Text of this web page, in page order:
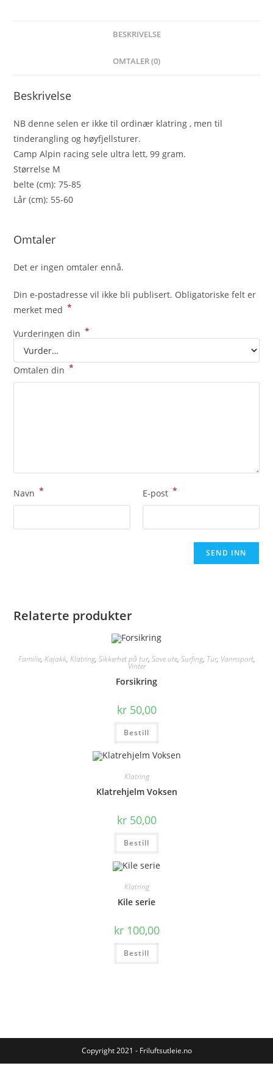
BESKRIVELSE
OMTALER (0)
Beskrivelse
NB denne selen er ikke til ordinær klatring , men til
tinderangling og høyfjellsturer.
Camp Alpin racing sele ultra lett, 99 gram.
Størrelse M
belte (cm): 75-85
Lår (cm): 55-60
Omtaler
Det er ingen omtaler ennå.
Din e-postadresse vil ikke bli publisert. Obligatoriske felt er
merket med *
Vurderingen din *
Omtalen din *
Navn * E-post *
Relaterte produkter
Familie, Kajakk, Klatring, Sikkerhet på tur, Sove ute, Surfing, Tur, Vannsport,
Vinter
Forsikring
kr50,00
Bestill
Klatring
Klatrehjelm Voksen
kr50,00
Bestill
Klatring
Kile serie
kr100,00
Bestill
Copyright 2021 - Friluftsutleie.no